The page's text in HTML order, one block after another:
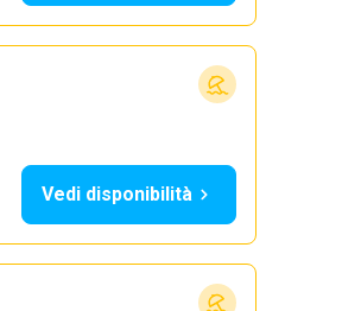
Vedi disponibilità